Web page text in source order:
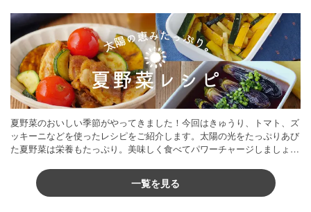
夏野菜のおいしい季節がやってきました！今回はきゅうり、トマト、ズ
ッキーニなどを使ったレシピをご紹介します。太陽の光をたっぷりあび
た夏野菜は栄養もたっぷり。美味しく食べてパワーチャージしましょう
一覧を見る